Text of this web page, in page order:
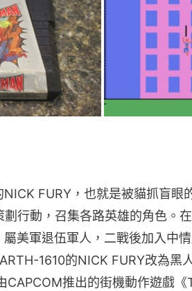
FURY，也就是被貓抓盲眼
劃行動，召集各路英雄的角色。
美軍退伍軍人，二戰後加入中
1610的NICK FURY改為黑
CAPCOM推出的街機動作遊戲《